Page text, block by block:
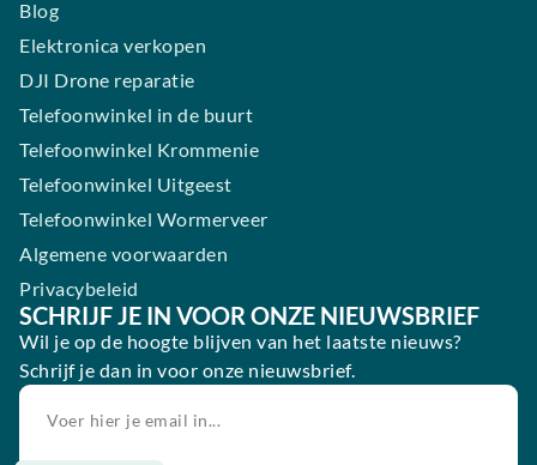
Blog
Elektronica verkopen
DJI Drone reparatie
Telefoonwinkel in de buurt
Telefoonwinkel Krommenie
Telefoonwinkel Uitgeest
Telefoonwinkel Wormerveer
Algemene voorwaarden
Privacybeleid
SCHRIJF JE IN VOOR ONZE NIEUWSBRIEF
Wil je op de hoogte blijven van het laatste nieuws?
Schrijf je dan in voor onze nieuwsbrief.